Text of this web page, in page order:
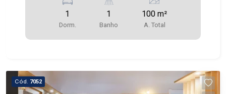
1
Dorm.
1
Banho
100 m²
A. Total
Cód. 7052